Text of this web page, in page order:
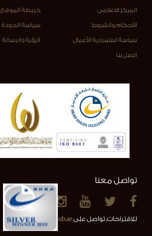
المركز الاعلامي خريطة الموقع
الأحكام والشروط سياسة الجودة
سياسة استمرارية الأعمال الرؤية والرسالة
اتصل بنا
تواصل معنا
للاقتراحات، تواصل علىinfo@alainclub.ae